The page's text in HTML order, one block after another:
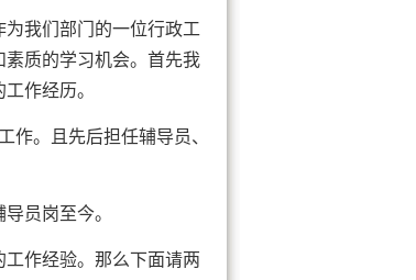
我们部门的一位行政工
质的学习机会。首先我
作经历。
作。且先后担任辅导员、
员岗至今。
作经验。那么下面请两